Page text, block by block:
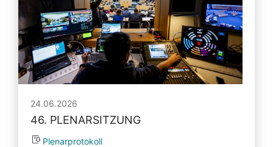
24.06.2026
46. PLENARSITZUNG
Plenarprotokoll